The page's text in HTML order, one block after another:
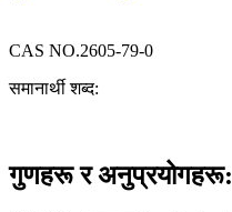
CAS NO.2605-79-0
समानार्थी शब्द:
गुणहरूर अनुप्रयोगहरू: